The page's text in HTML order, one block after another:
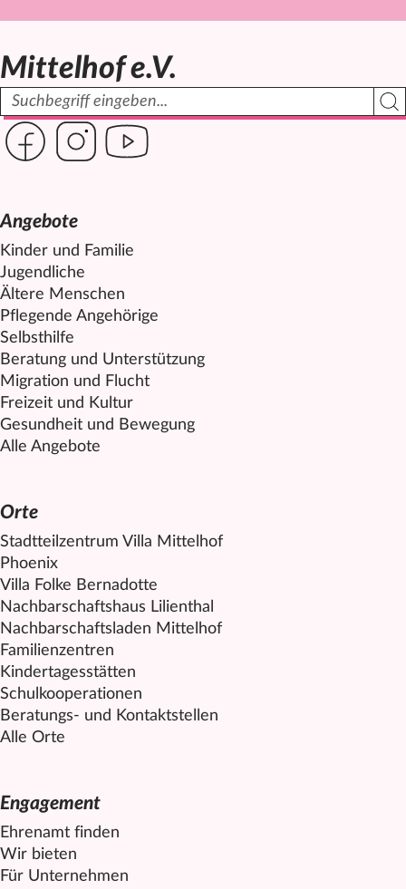
Mittelhof e.V.
Suchbegriff
Link zur Seite des Mittelhof auf Facebook
Link zur Seite des Mittelhof auf Instagram
Link zur Seite des Mittelhof auf Youtube
Angebote
Kinder und Familie
Jugendliche
Ältere Menschen
Pflegende Angehörige
Selbsthilfe
Beratung und Unterstützung
Migration und Flucht
Freizeit und Kultur
Gesundheit und Bewegung
Alle Angebote
Orte
Stadtteilzentrum Villa Mittelhof
Phoenix
Villa Folke Bernadotte
Nachbarschaftshaus Lilienthal
Nachbarschaftsladen Mittelhof
Familienzentren
Kindertagesstätten
Schulkooperationen
Beratungs- und Kontaktstellen
Alle Orte
Engagement
Ehrenamt finden
Wir bieten
Für Unternehmen